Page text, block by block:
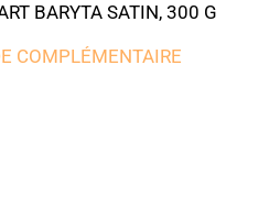
BARYTA SATIN, 300 G
COMPLÉMENTAIRE